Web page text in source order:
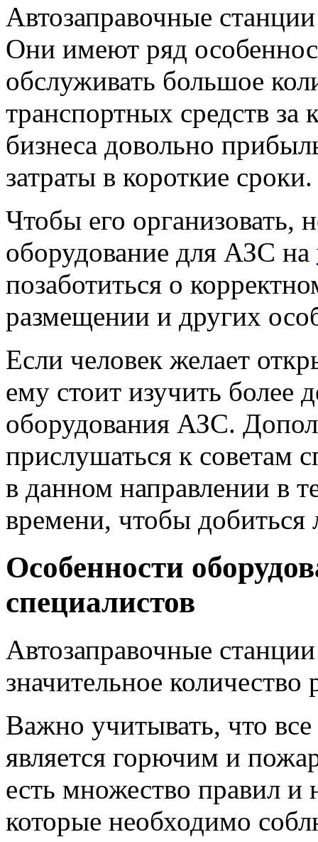
Автозаправочные
Они имеют ряд
обслуживать большое
транспортных средств за
бизнеса довольно
затраты в короткие сроки.
Чтобы его организовать,
оборудование для АЗС на
позаботиться о
размещении и других
Если человек желает
ему стоит изучить более
оборудования АЗС.
прислушаться к советам
в данном направлении в
времени, чтобы добиться
Особенности
специалистов
Автозаправочные
значительное количество
Важно учитывать, что
является горючим и
есть множество правил
которые необходимо